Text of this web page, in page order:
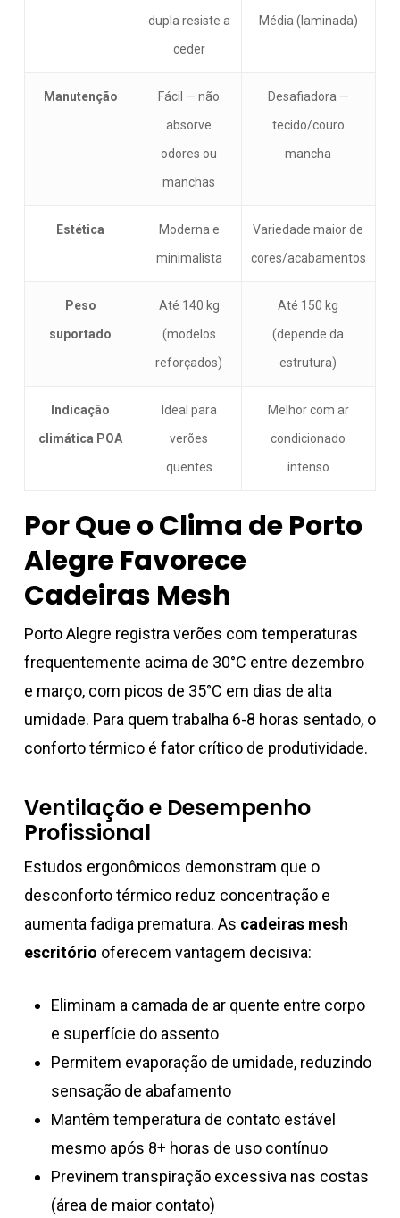
dupla resiste a
ceder
Média (laminada)
Manutenção
Fácil — não
absorve
odores ou
manchas
Desafiadora —
tecido/couro
mancha
Estética
Moderna e
minimalista
Variedade maior de
cores/acabamentos
Peso
suportado
Até 140 kg
(modelos
reforçados)
Até 150 kg
(depende da
estrutura)
Indicação
climática POA
Ideal para
verões
quentes
Melhor com ar
condicionado
intenso
Por Que o Clima de Porto
Alegre Favorece
Cadeiras Mesh
Porto Alegre registra verões com temperaturas
frequentemente acima de 30°C entre dezembro
e março, com picos de 35°C em dias de alta
umidade. Para quem trabalha 6-8 horas sentado, o
conforto térmico é fator crítico de produtividade.
Ventilação e Desempenho
Profissional
Estudos ergonômicos demonstram que o
desconforto térmico reduz concentração e
aumenta fadiga prematura. As cadeiras mesh
escritório oferecem vantagem decisiva:
Eliminam a camada de ar quente entre corpo
e superfície do assento
Permitem evaporação de umidade, reduzindo
sensação de abafamento
Mantêm temperatura de contato estável
mesmo após 8+ horas de uso contínuo
Previnem transpiração excessiva nas costas
(área de maior contato)